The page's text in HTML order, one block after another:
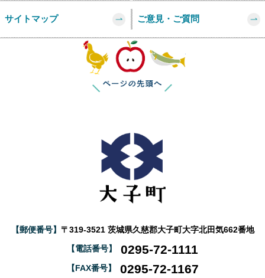
サイトマップ ご意見・ご質問
【郵便番号】 〒319-3521 茨城県久慈郡大子町大字北田気662番地
【電話番号】 0295-72-1111
【FAX番号】 0295-72-1167